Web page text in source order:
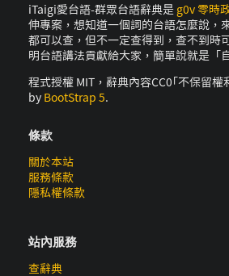
iTaigi愛台語-群眾台語辭典是 g0v 零時
伸專案，想知道一個詞的台語怎麼說，
都可以查，但不一定查得到，查不到時
明台語講法貢獻給大家，簡單說就是「
程式授權 MIT，辭典內容CC0｢不保留
by BootStrap 5.
條款
關於本站
服務條款
隱私權條款
站內服務
查辭典